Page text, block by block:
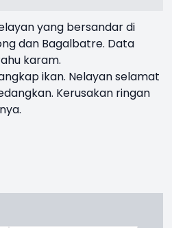
yang bersandar di
dan Bagalbatre. Data
karam.
ikan. Nelayan selamat
Kerusakan ringan